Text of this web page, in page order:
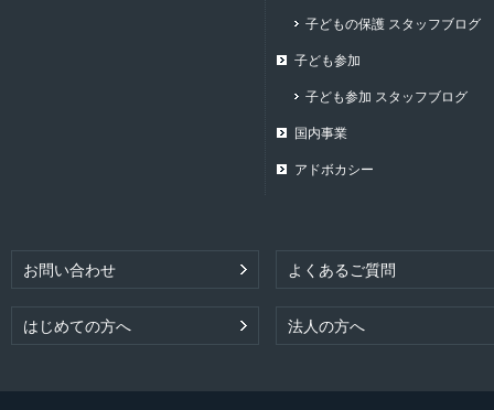
子どもの保護 スタッフブログ
子ども参加
子ども参加 スタッフブログ
国内事業
アドボカシー
お問い合わせ よくあるご質問
はじめての方へ 法人の方へ